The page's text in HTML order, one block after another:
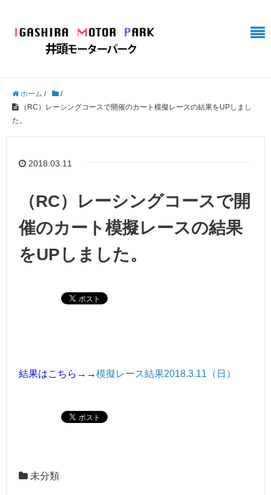
ホーム /
/
（RC）レーシングコースで開催のカート模擬レースの結果をUPしまし
た。
2018.03.11
（RC）レーシングコースで開
催のカート模擬レースの結果
をUPしました。
結果はこちら→→模擬レース結果2018.3.11（日）
未分類